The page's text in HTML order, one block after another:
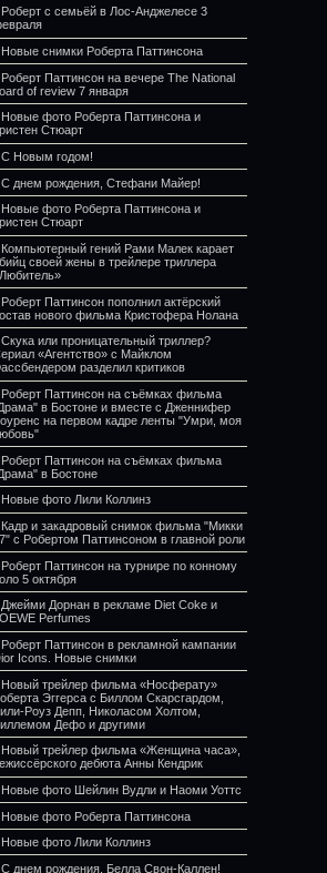
Роберт с семьёй в Лос-Анджелесе 3
Новые снимки Роберта Паттинсона
Роберт Паттинсон на вечере The National
of review 7 января
Новые фото Роберта Паттинсона и
Стюарт
С Новым годом!
С днем рождения, Стефани Майер!
Новые фото Роберта Паттинсона и
Стюарт
Компьютерный гений Рами Малек карает
своей жены в трейлере триллера
Роберт Паттинсон пополнил актёрский
нового фильма Кристофера Нолана
Скука или проницательный триллер?
«Агентство» с Майклом
разделил критиков
Роберт Паттинсон на съёмках фильма
в Бостоне и вместе с Дженнифер
на первом кадре ленты "Умри, моя
Роберт Паттинсон на съёмках фильма
в Бостоне
Новые фото Лили Коллинз
Кадр и закадровый снимок фильма "Микки
с Робертом Паттинсоном в главной роли
Роберт Паттинсон на турнире по конному
5 октября
Джейми Дорнан в рекламе Diet Coke и
LOEWE Perfumes
Роберт Паттинсон в рекламной кампании
Icons. Новые снимки
Новый трейлер фильма «Носферату»
Эггерса с Биллом Скарсгардом,
Роуз Депп, Николасом Холтом,
Дефо и другими
Новый трейлер фильма «Женщина часа»,
дебюта Анны Кендрик
Новые фото Шейлин Вудли и Наоми Уоттс
Новые фото Роберта Паттинсона
Новые фото Лили Коллинз
С днем рождения, Белла Свон-Каллен!